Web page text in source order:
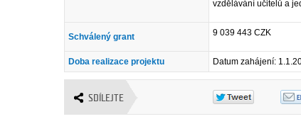
vzdělávání učitelů a
Schválený grant 9 039 443 CZK
Doba realizace projektu Datum zahájení:
SDÍLEJTE